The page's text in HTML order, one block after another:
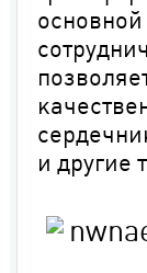
и другие